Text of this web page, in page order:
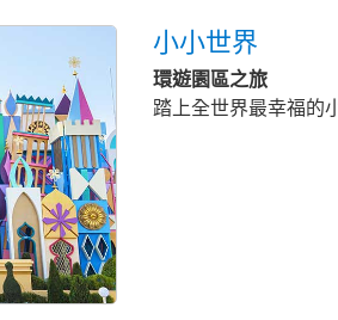
小小世界
環遊園區之旅
踏上全世界最幸福的